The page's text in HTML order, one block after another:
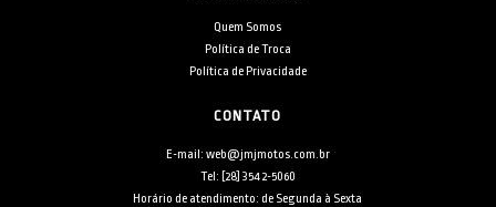
Quem Somos
Política de Troca
Política de Privacidade
CONTATO
E-mail: web@jmjmotos.com.br
Tel: [28] 3542-5060
Horário de atendimento: de Segunda à Sexta